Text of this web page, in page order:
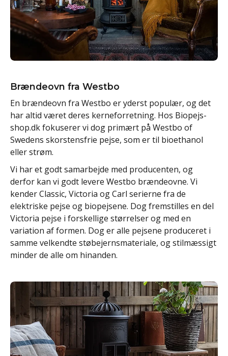
Brændeovn fra Westbo
En brændeovn fra Westbo er yderst populær, og det
har altid været deres kerneforretning. Hos Biopejs-
shop.dk fokuserer vi dog primært på Westbo of
Swedens skorstensfrie pejse, som er til bioethanol
eller strøm.
Vi har et godt samarbejde med producenten, og
derfor kan vi godt levere Westbo brændeovne. Vi
kender Classic, Victoria og Carl serierne fra de
elektriske pejse og biopejsene. Dog fremstilles en del
Victoria pejse i forskellige størrelser og med en
variation af formen. Dog er alle pejsene produceret i
samme velkendte støbejernsmateriale, og stilmæssigt
minder de alle om hinanden.